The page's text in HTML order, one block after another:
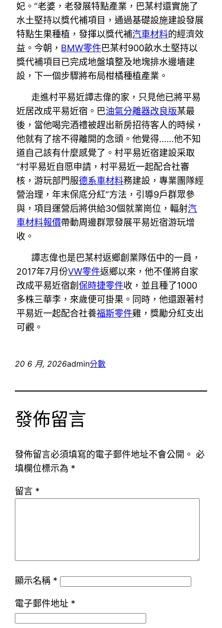
妃。”老婆，老發展特點產業，巴某村還實施了
水土堅持以獎代補項目，通過基礎設施建設發展
特點生果種植，發揮以獎代補汽車材料的經濟效
益。今朝， BMW零件巴某村900畝水土堅持以
獎代補項目已完成地盤填整及地塊排水邊墻建
設，下一個步驟將布局柑橘種植產業。
走進村平易近譚志偉的家，只見他已將平易
近居改成平易近宿。巴油氣分離器改良版某最
後，當他喝完酒禮被趕出新房招待客人的時候，
他就有了捨不得離開的念頭。他覺得……他不知
道自己該有什麼感覺了。村平易近宿建設采取
“村平易近自愿申請，村平易近一起配合社審
核，游玩部門服德系車材料務建設，專業團隊經
營治理，年末保底分紅”方法，引導9戶群眾參
與，項目運營后將供給30個就業崗位，輻射汽
車材料報價帶動周邊群眾發展平易近宿游玩增
收。
譚志偉也是巴某村返鄉創業隊伍中的一員，
2017年7月份VW零件返鄉以來，他不僅將自家
改成平易近宿創保時捷零件收，並且種了1000
多株三華李，來歲便可掛果。同時，他還跟著村
平易近一起配合社養福斯零件雞，獎勵分紅支出
可觀。
20 6 月, 2026admin分數
發佈留言
發佈留言必須填寫的電子郵件地址不會公開。 必
填欄位標示為 *
留言 *
顯示名稱 *
電子郵件地址 *